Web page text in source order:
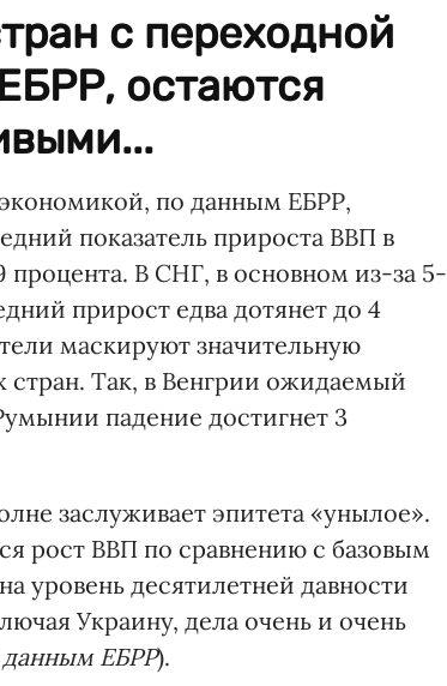
с переходной
остаются
по данным ЕБРР,
показатель прироста ВВП в
процента. В СНГ, в основном из-за 5-
прирост едва дотянет до 4
маскируют значительную
стран. Так, в Венгрии ожидаемый
падение достигнет 3
заслуживает эпитета «унылое».
рост ВВП по сравнению с базовым
уровень десятилетней давности
Украину, дела очень и очень
данным ЕБРР).